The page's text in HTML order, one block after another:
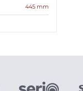
445 mm